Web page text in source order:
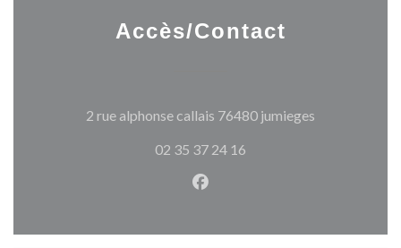
Accès/Contact
2 rue alphonse callais 76480 jumieges
02 35 37 24 16
Facebook ((ouvre une